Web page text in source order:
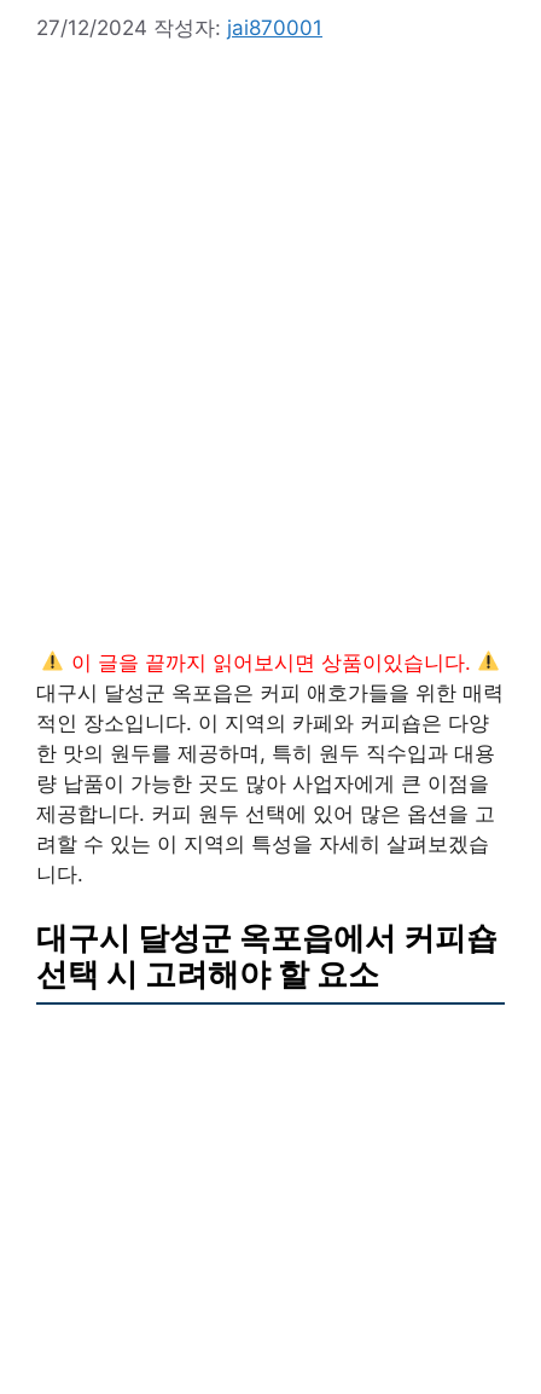
27/12/2024 작성자: jai870001
이 글을 끝까지 읽어보시면 상품이있습니다.
대구시 달성군 옥포읍은 커피 애호가들을 위한 매력
적인 장소입니다. 이 지역의 카페와 커피숍은 다양
한 맛의 원두를 제공하며, 특히 원두 직수입과 대용
량 납품이 가능한 곳도 많아 사업자에게 큰 이점을
제공합니다. 커피 원두 선택에 있어 많은 옵션을 고
려할 수 있는 이 지역의 특성을 자세히 살펴보겠습
니다.
대구시 달성군 옥포읍에서 커피숍
선택 시 고려해야 할 요소